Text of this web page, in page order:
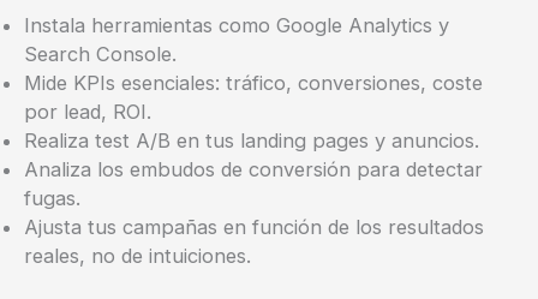
Instala herramientas como Google Analytics y
Search Console.
Mide KPIs esenciales: tráfico, conversiones, coste
por lead, ROI.
Realiza test A/B en tus landing pages y anuncios.
Analiza los embudos de conversión para detectar
fugas.
Ajusta tus campañas en función de los resultados
reales, no de intuiciones.